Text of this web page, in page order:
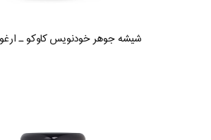
شیشه جوهر خودنویس کاوکو ـ